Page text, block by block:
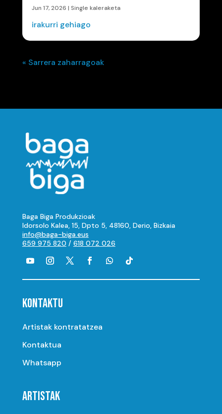
Jun 17, 2026 | Single kaleraketa
irakurri gehiago
« Sarrera zaharragoak
Baga Biga Produkzioak
Idorsolo Kalea, 15, Dpto 5, 48160, Derio, Bizkaia
info@baga-biga.eus
659 975 820 / 618 072 026
KONTAKTU
Artistak kontratatzea
Kontaktua
Whatsapp
ARTISTAK